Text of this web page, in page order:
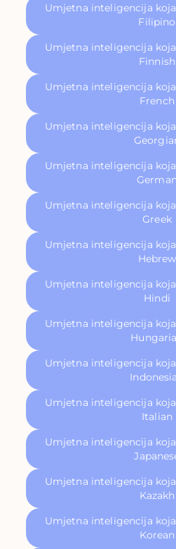
Umjetna inteligencija
Filipino
Umjetna inteligencija
Finnish
Umjetna inteligencija
French
Umjetna inteligencija
Umjetna inteligencija
German
Umjetna inteligencija
Greek
Umjetna inteligencija
Hebrew
Umjetna inteligencija
Hindi
Umjetna inteligencija
Umjetna inteligencija
Umjetna inteligencija
Italian
Umjetna inteligencija
Umjetna inteligencija
Kazakh
Umjetna inteligencija
Korean